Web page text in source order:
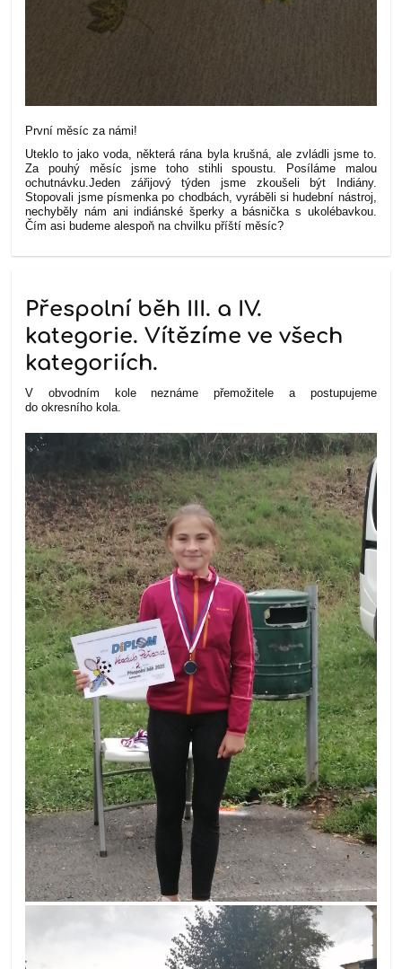
První měsíc za námi!
Uteklo to jako voda, některá rána byla krušná, ale zvládli jsme to.
Za pouhý měsíc jsme toho stihli spoustu. Posíláme malou
ochutnávku.Jeden zářijový týden jsme zkoušeli být Indiány.
Stopovali jsme písmenka po chodbách, vyráběli si hudební nástroj,
nechyběly nám ani indiánské šperky a básnička s ukolébavkou.
Čím asi budeme alespoň na chvilku příští měsíc?
Přespolní běh III. a IV.
kategorie. Vítězíme ve všech
kategoriích.
V obvodním kole neznáme přemožitele a postupujeme
do okresního kola.